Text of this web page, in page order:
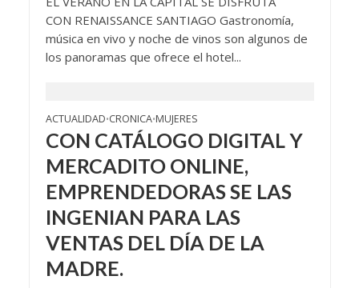
CON RENAISSANCE SANTIAGO Gastronomía,
música en vivo y noche de vinos son algunos de
los panoramas que ofrece el hotel...
ACTUALIDAD•CRONICA•MUJERES
CON CATÁLOGO DIGITAL Y
MERCADITO ONLINE,
EMPRENDEDORAS SE LAS
INGENIAN PARA LAS
VENTAS DEL DÍA DE LA
MADRE.